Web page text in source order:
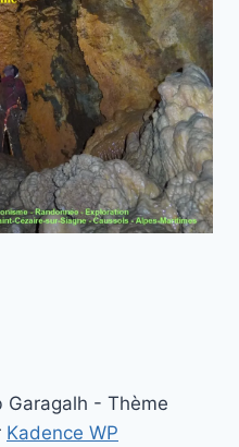
- Thème
Kadence WP